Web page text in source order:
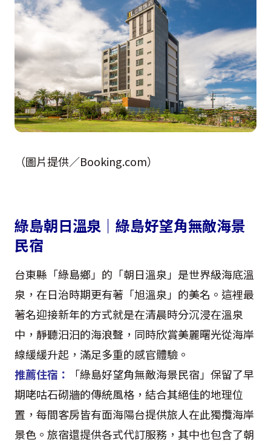
（圖片提供／Booking.com）
綠島朝日溫泉｜綠島好望角無敵海景
民宿
台東縣「綠島鄉」的「朝日溫泉」是世界級海底溫
泉，在日治時期更有著「旭溫泉」的美名。這裡最
著名迎接新年的方式就是在清晨時分沉浸在溫泉
中，靜聽汩汩的海浪聲，同時欣賞美麗曙光從海岸
線緩緩升起，滿足多重的感官體驗。
推薦住宿：
「綠島好望角無敵海景民宿」保留了早
期咾咕石砌牆的傳統風格，結合其絕佳的地理位
置，每間客房皆有面海陽台提供旅人在此獨攬海岸
景色。旅宿還提供各式代訂服務，其中也包含了朝